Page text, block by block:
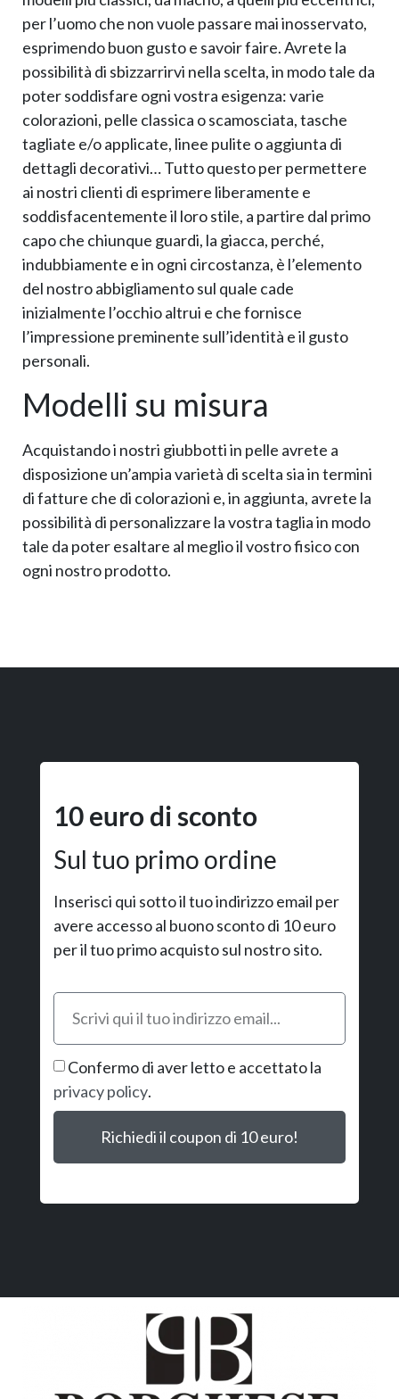
per l’uomo che non vuole passare mai inosservato,
esprimendo buon gusto e savoir faire. Avrete la
possibilità di sbizzarrirvi nella scelta, in modo tale da
poter soddisfare ogni vostra esigenza: varie
colorazioni, pelle classica o scamosciata, tasche
tagliate e/o applicate, linee pulite o aggiunta di
dettagli decorativi… Tutto questo per permettere
ai nostri clienti di esprimere liberamente e
soddisfacentemente il loro stile, a partire dal primo
capo che chiunque guardi, la giacca, perché,
indubbiamente e in ogni circostanza, è l’elemento
del nostro abbigliamento sul quale cade
inizialmente l’occhio altrui e che fornisce
l’impressione preminente sull’identità e il gusto
personali.
Modelli su misura
Acquistando i nostri giubbotti in pelle avrete a
disposizione un’ampia varietà di scelta sia in termini
di fatture che di colorazioni e, in aggiunta, avrete la
possibilità di personalizzare la vostra taglia in modo
tale da poter esaltare al meglio il vostro fisico con
ogni nostro prodotto.
10 euro di sconto
Sul tuo primo ordine
Inserisci qui sotto il tuo indirizzo email per
avere accesso al buono sconto di 10 euro
per il tuo primo acquisto sul nostro sito.
Confermo di aver letto e accettato la
privacy policy.
Richiedi il coupon di 10 euro!